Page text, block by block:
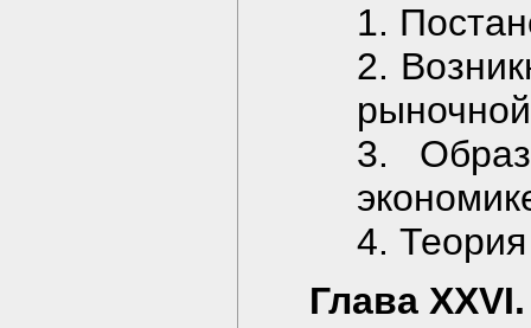
1.
2.
3.
4.
Глава